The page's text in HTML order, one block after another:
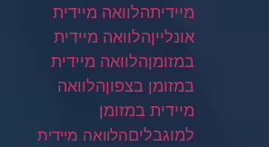
מיידיתהלוואה מיידית
אונלייןהלוואה מיידית
במזומןהלוואה מיידית
במזומן בצפוןהלוואה
מיידית במזומן
למוגבליםהלוואה מיידית